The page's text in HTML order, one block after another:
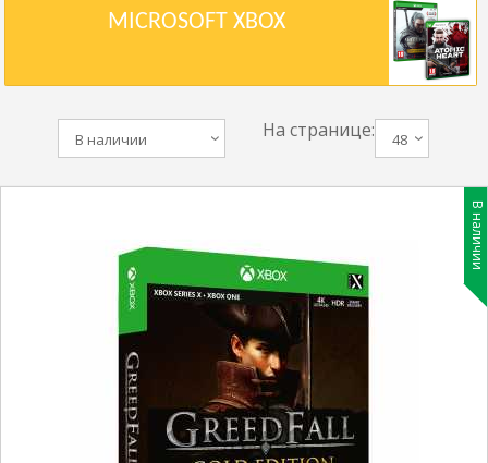
MICROSOFT XBOX
На странице: 48
В наличии
В наличии